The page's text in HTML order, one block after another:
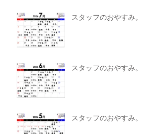
スタッフのおやすみ。
スタッフのおやすみ。
スタッフのおやすみ。